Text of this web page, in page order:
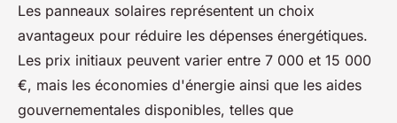
Les panneaux solaires représentent un choix
avantageux pour réduire les dépenses énergétiques.
Les prix initiaux peuvent varier entre 7 000 et 15 000
€, mais les économies d'énergie ainsi que les aides
gouvernementales disponibles, telles que